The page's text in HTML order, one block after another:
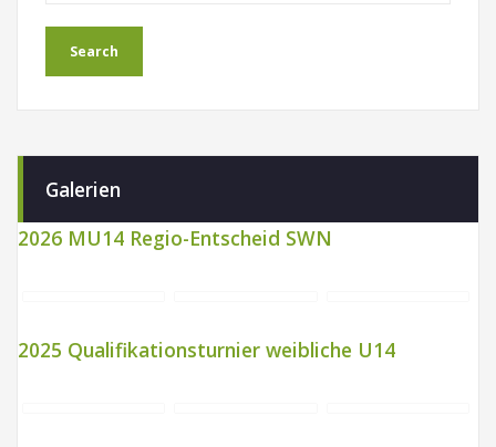
Galerien
2026 MU14 Regio-Entscheid SWN
2025 Qualifikationsturnier weibliche U14